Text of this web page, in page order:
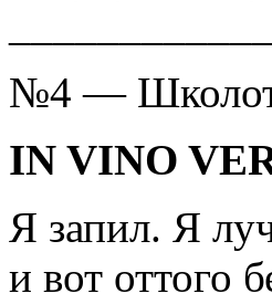
№4 —
IN VINO
Я запил. Я
и вот оттого